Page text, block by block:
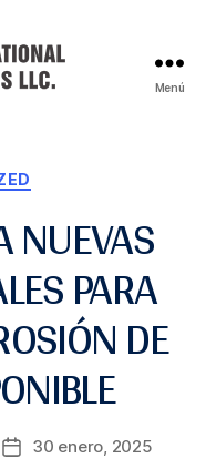
Menú
NUEVAS
PARA
DE
30 enero, 2025